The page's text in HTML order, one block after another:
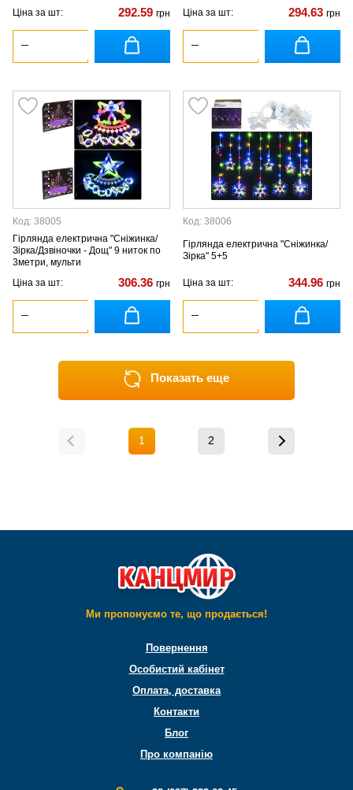
Ціна за шт: 292.59 грн Ціна за шт: 294.63 грн
Код: 38005
Гірлянда електрична "Сніжинка/
Зірка/Дзвіночки - Дощ" 9 ниток по
3метри, мульти
Ціна за шт:
306.36 грн
Код: 38006
Гірлянда електрична "Сніжинка/
Зірка" 5+5
Ціна за шт: 344.96 грн
Показать еще
1 2
Ми пропонуємо те, що продається!
Повернення
Особистий кабінет
Оплата, доставка
Контакти
Блог
Про компанію